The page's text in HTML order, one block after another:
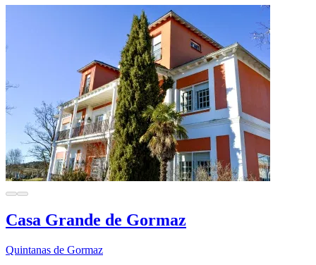
Casa Grande de Gormaz
Quintanas de Gormaz